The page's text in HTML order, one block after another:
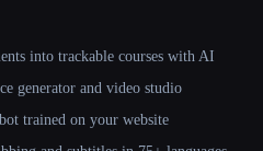
into trackable courses with AI
generator and video studio
trained on your website